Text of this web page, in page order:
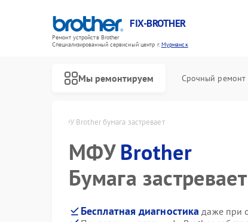
FIX-BROTHER
Ремонт устройств Brother
Специализированный cервисный центр г.Мурманск
Мы ремонтируем Срочный ремонт
МФУ Brother бумага застревает
МФУBrother
Бумага застревает
Бесплатная диагностика даже при